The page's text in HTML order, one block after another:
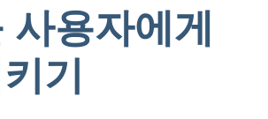
사용자에게
기